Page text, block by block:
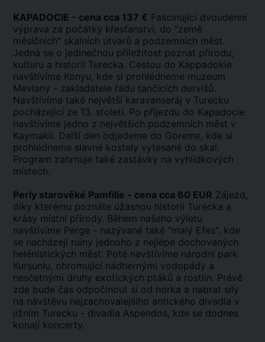
KAPADOCIE - cena cca 137 € Fascinující dvoudenní
výprava za počátky křesťanství, do "země
měsíčních" skalních útvarů a podzemních měst.
Jedná se o jedinečnou příležitost poznat přírodu,
kulturu a historii Turecka. Cestou do Kappadokie
navštívíme Konyu, kde si prohlédneme muzeum
Mevlany - zakladatele řádu tančících dervišů.
Navštívíme také největší karavanseráj v Turecku
pocházející ze 13. století. Po příjezdu do Kapadocie
navštívíme jedno z největších podzemních měst v
Kaymakli. Další den odjedeme do Goreme, kde si
prohlédneme slavné kostely vytesané do skal.
Program zahrnuje také zastávky na vyhlídkových
místech.
Perly starověké Pamfílie - cena cca 60 EUR Zájezd,
díky kterému poznáte úžasnou historii Turecka a
krásy místní přírody. Během našeho výletu
navštívíme Perge - nazývané také "malý Efes", kde
se nacházejí ruiny jednoho z nejlépe dochovaných
helénistických měst. Poté navštívíme národní park
Kurşunlu, ohromující nádhernými vodopády a
nesčetnými druhy exotických ptáků a rostlin. Právě
zde bude čas odpočinout si od horka a nabrat síly
na návštěvu nejzachovalejšího antického divadla v
jižním Turecku - divadla Aspendos, kde se dodnes
konají koncerty.